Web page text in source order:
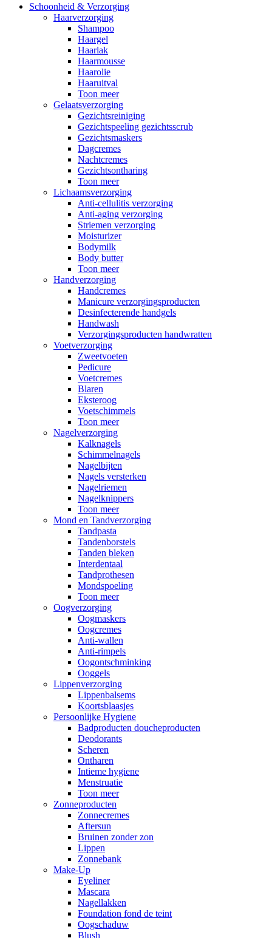
Schoonheid & Verzorging
Haarverzorging
Shampoo
Haargel
Haarlak
Haarmousse
Haarolie
Haaruitval
Toon meer
Gelaatsverzorging
Gezichtsreiniging
Gezichtspeeling gezichtsscrub
Gezichtsmaskers
Dagcremes
Nachtcremes
Gezichtsontharing
Toon meer
Lichaamsverzorging
Anti-cellulitis verzorging
Anti-aging verzorging
Striemen verzorging
Moisturizer
Bodymilk
Body butter
Toon meer
Handverzorging
Handcremes
Manicure verzorgingsproducten
Desinfecterende handgels
Handwash
Verzorgingsproducten handwratten
Voetverzorging
Zweetvoeten
Pedicure
Voetcremes
Blaren
Eksteroog
Voetschimmels
Toon meer
Nagelverzorging
Kalknagels
Schimmelnagels
Nagelbijten
Nagels versterken
Nagelriemen
Nagelknippers
Toon meer
Mond en Tandverzorging
Tandpasta
Tandenborstels
Tanden bleken
Interdentaal
Tandprothesen
Mondspoeling
Toon meer
Oogverzorging
Oogmaskers
Oogcremes
Anti-wallen
Anti-rimpels
Oogontschminking
Ooggels
Lippenverzorging
Lippenbalsems
Koortsblaasjes
Persoonlijke Hygiene
Badproducten doucheproducten
Deodorants
Scheren
Ontharen
Intieme hygiene
Menstruatie
Toon meer
Zonneproducten
Zonnecremes
Aftersun
Bruinen zonder zon
Lippen
Zonnebank
Make-Up
Eyeliner
Mascara
Nagellakken
Foundation fond de teint
Oogschaduw
Blush